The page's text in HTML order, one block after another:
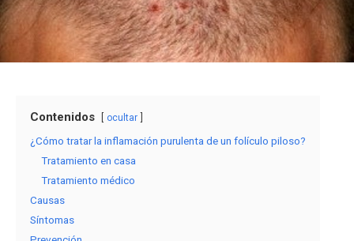
Contenidos ocultar
¿Cómo tratar la inflamación purulenta de un folículo piloso?
Tratamiento en casa
Tratamiento médico
Causas
Síntomas